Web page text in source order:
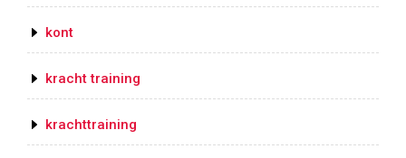
kont
kracht training
krachttraining